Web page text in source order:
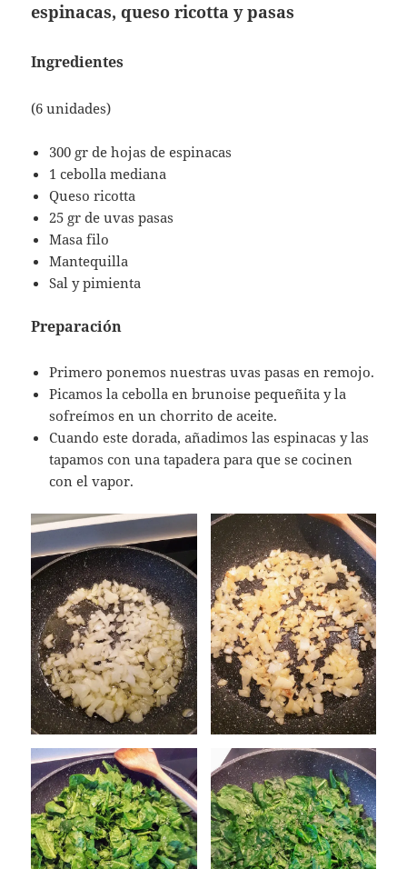
espinacas, queso ricotta y pasas
Ingredientes
(6 unidades)
300 gr de hojas de espinacas
1 cebolla mediana
Queso ricotta
25 gr de uvas pasas
Masa filo
Mantequilla
Sal y pimienta
Preparación
Primero ponemos nuestras uvas pasas en remojo.
Picamos la cebolla en brunoise pequeñita y la
sofreímos en un chorrito de aceite.
Cuando este dorada, añadimos las espinacas y las
tapamos con una tapadera para que se cocinen
con el vapor.